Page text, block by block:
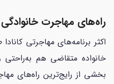
راه‌های مهاجرت خانوادگی
اکثر برنامه‌های مهاجرتی
خانواده متقاضی هم به‌راحتی
بخشی از رایج‌ترین راه‌های